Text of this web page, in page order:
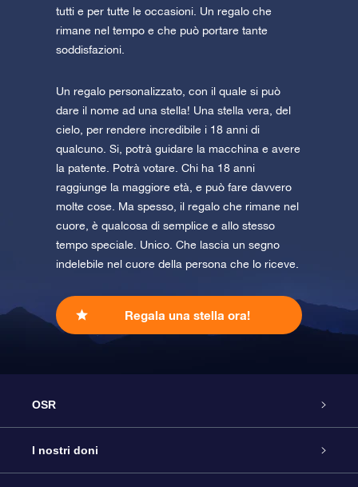
tutti e per tutte le occasioni. Un regalo che
rimane nel tempo e che può portare tante
soddisfazioni.
Un regalo personalizzato, con il quale si può
dare il nome ad una stella! Una stella vera, del
cielo, per rendere incredibile i 18 anni di
qualcuno. Si, potrà guidare la macchina e avere
la patente. Potrà votare. Chi ha 18 anni
raggiunge la maggiore età, e può fare davvero
molte cose. Ma spesso, il regalo che rimane nel
cuore, è qualcosa di semplice e allo stesso
tempo speciale. Unico. Che lascia un segno
indelebile nel cuore della persona che lo riceve.
Regala una stella ora!
OSR
Assistenza
I nostri doni